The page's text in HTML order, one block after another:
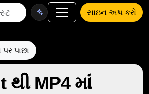
સાઇન અપ કરો
પાછા
થી MP4 માં